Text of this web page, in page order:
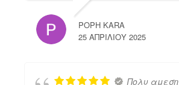
POPH KARA
25 ΑΠΡΙΛΊΟΥ 2025
Πολυ αμεση